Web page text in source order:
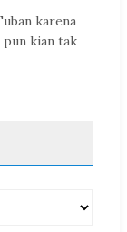
karena
kian tak